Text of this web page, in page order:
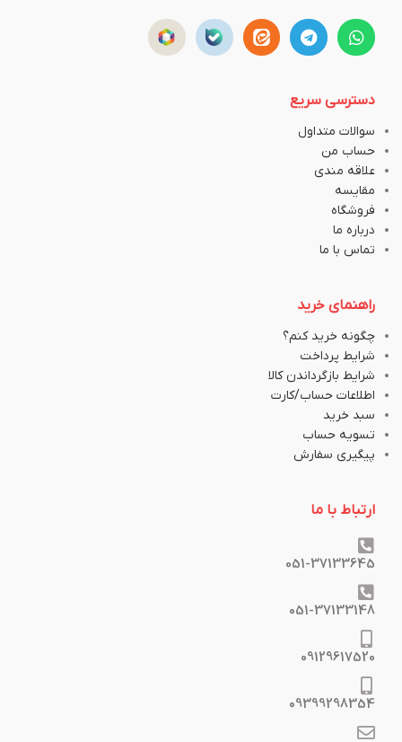
دسترسی سریع
سوالات متداول
حساب من
علاقه مندی
مقایسه
فروشگاه
درباره ما
تماس با ما
راهنمای خرید
چگونه خرید کنم؟
شرایط پرداخت
شرایط بازگرداندن کالا
اطلاعات حساب/کارت
سبد خرید
تسویه حساب
پیگیری سفارش
ارتباط با ما
051-37133645
051-37133148
09129617520
09399298354